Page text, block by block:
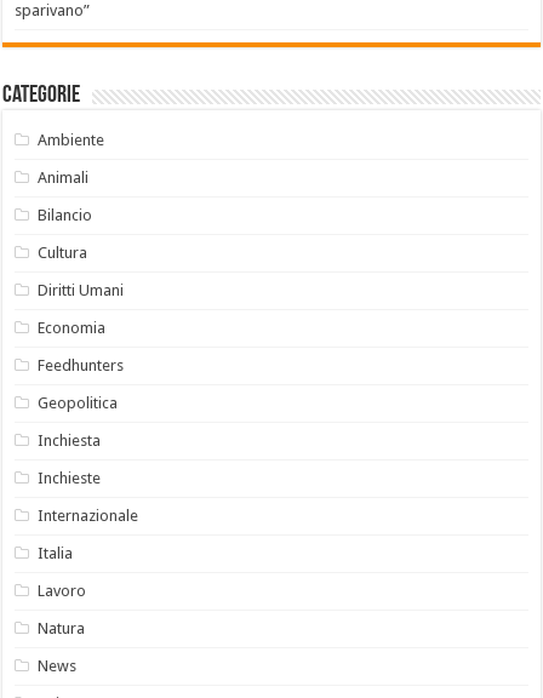
sparivano”
Categorie
Ambiente
Animali
Bilancio
Cultura
Diritti Umani
Economia
Feedhunters
Geopolitica
Inchiesta
Inchieste
Internazionale
Italia
Lavoro
Natura
News